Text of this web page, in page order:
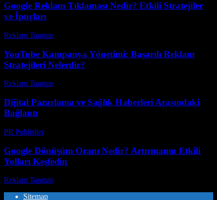
Google Reklam Tıklaması Nedir? Etkili Stratejiler
ve İpuçları
Reklam Tanıtım
YouTube Kampanya Yönetimi: Başarılı Reklam
Stratejileri Nelerdir?
Reklam Tanıtım
Dijital Pazarlama ve Sağlık Haberleri Arasındaki
Bağlantı
PR Publisher-
Google Dönüşüm Oranı Nedir? Artırmanın Etkili
Yolları Keşfedin
Reklam Tanıtım
Sitemap